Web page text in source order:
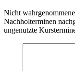
Nicht
Nachholterminen
ungenutzte